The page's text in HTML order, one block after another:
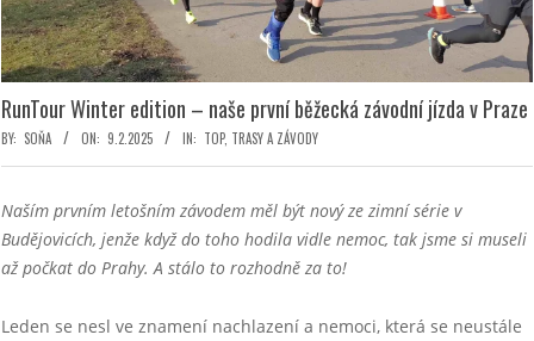
RunTour Winter edition – naše první běžecká závodní jízda v Praze
BY: SOŇA ON: 9.2.2025 IN: TOP, TRASY A ZÁVODY
Naším prvním letošním závodem měl být nový ze zimní série v
Budějovicích, jenže když do toho hodila vidle nemoc, tak jsme si museli
až počkat do Prahy. A stálo to rozhodně za to!
Leden se nesl ve znamení nachlazení a nemoci, která se neustále